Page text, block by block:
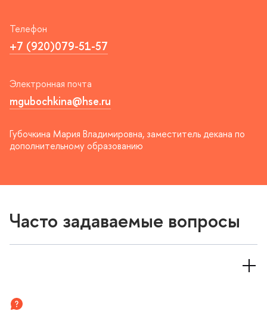
Телефон
+7 (920)079-51-57
Электронная почта
mgubochkina@hse.ru
Губочкина Мария Владимировна, заместитель декана по
дополнительному образованию
Часто задаваемые вопросы